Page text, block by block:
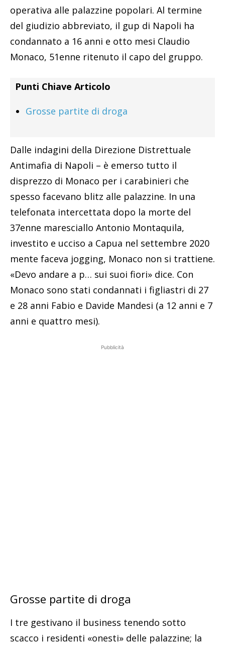
operativa alle palazzine popolari. Al termine
del giudizio abbreviato, il gup di Napoli ha
condannato a 16 anni e otto mesi Claudio
Monaco, 51enne ritenuto il capo del gruppo.
Punti Chiave Articolo
Grosse partite di droga
Dalle indagini della Direzione Distrettuale
Antimafia di Napoli – è emerso tutto il
disprezzo di Monaco per i carabinieri che
spesso facevano blitz alle palazzine. In una
telefonata intercettata dopo la morte del
37enne maresciallo Antonio Montaquila,
investito e ucciso a Capua nel settembre 2020
mente faceva jogging, Monaco non si trattiene.
«Devo andare a p… sui suoi fiori» dice. Con
Monaco sono stati condannati i figliastri di 27
e 28 anni Fabio e Davide Mandesi (a 12 anni e 7
anni e quattro mesi).
Pubblicità
Grosse partite di droga
I tre gestivano il business tenendo sotto
scacco i residenti «onesti» delle palazzine; la